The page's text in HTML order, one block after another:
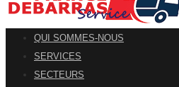
QUI SOMMES-NOUS
SERVICES
SECTEURS